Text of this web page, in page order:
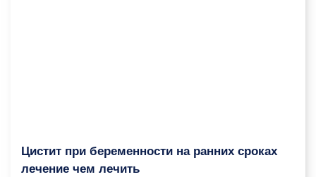
Цистит при беременности на ранних сроках
лечение чем лечить